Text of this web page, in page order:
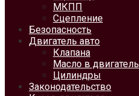
МКПП
Сцепление
Безопасность
Двигатель авто
Клапана
Масло в двигатель
Цилиндры
Законодательство